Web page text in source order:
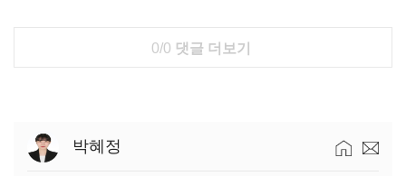
0/0 댓글 더보기
박혜정